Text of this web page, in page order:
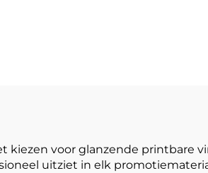
kiezen voor glanzende printbare
uitziet in elk